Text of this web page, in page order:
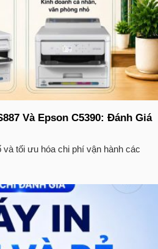
Và Epson C5390: Đánh Giá
và tối ưu hóa chi phí vận hành các